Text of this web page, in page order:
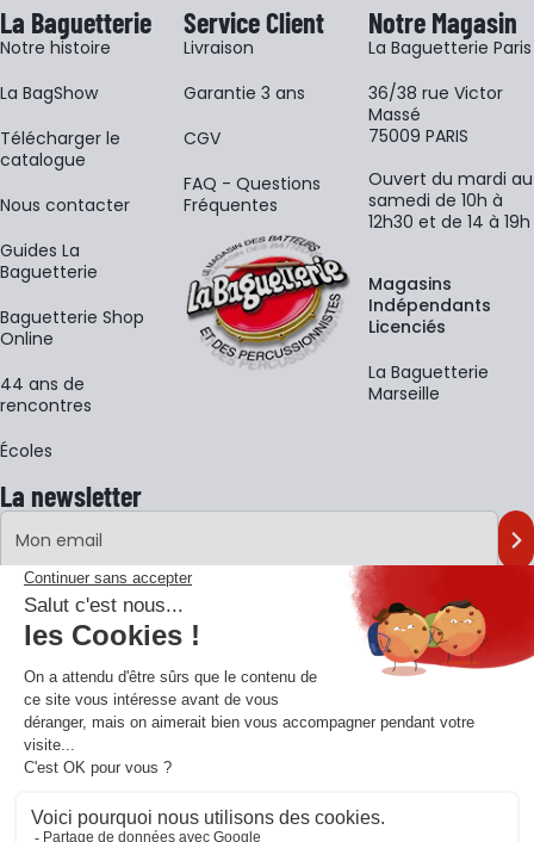
La Baguetterie
Notre histoire
La BagShow
​Télécharger le
catalogue
Nous contacter
Guides La
Baguetterie
Baguetterie Shop
Online
44 ans de
rencontres
Écoles
Service Client
Livraison
Garantie 3 ans
CGV
FAQ - Questions
Fréquentes
Notre Magasin
La Baguetterie Paris
36/38 rue Victor
Massé
75009 PARIS
Ouvert du mardi au
samedi de 10h à
12h30 et de 14 à 19h
Magasins
Indépendants
Licenciés
La Baguetterie
Marseille
La newsletter
Adresse e-mail
En vous inscrivant à notre newsletter, vous acceptez notre
confidentialité
Retrouvons-nous sur